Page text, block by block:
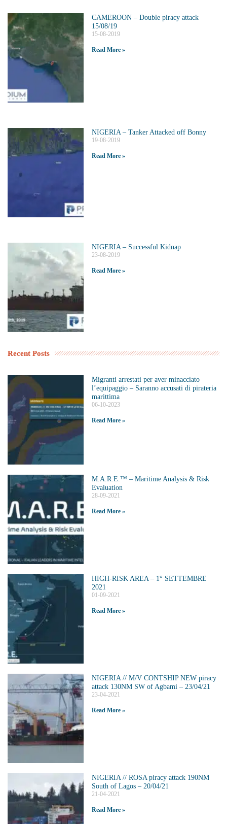
CAMEROON – Double piracy attack
15/08/19
15-08-2019
Read More »
NIGERIA – Tanker Attacked off Bonny
19-08-2019
Read More »
NIGERIA – Successful Kidnap
23-08-2019
Read More »
Recent Posts
Migranti arrestati per aver minacciato
l’equipaggio – Saranno accusati di pirateria
marittima
06-10-2023
Read More »
M.A.R.E.™️ – Maritime Analysis & Risk
Evaluation
28-09-2021
Read More »
HIGH-RISK AREA – 1° SETTEMBRE
2021
01-09-2021
Read More »
NIGERIA // M/V CONTSHIP NEW piracy
attack 130NM SW of Agbami – 23/04/21
23-04-2021
Read More »
NIGERIA // ROSA piracy attack 190NM
South of Lagos – 20/04/21
21-04-2021
Read More »